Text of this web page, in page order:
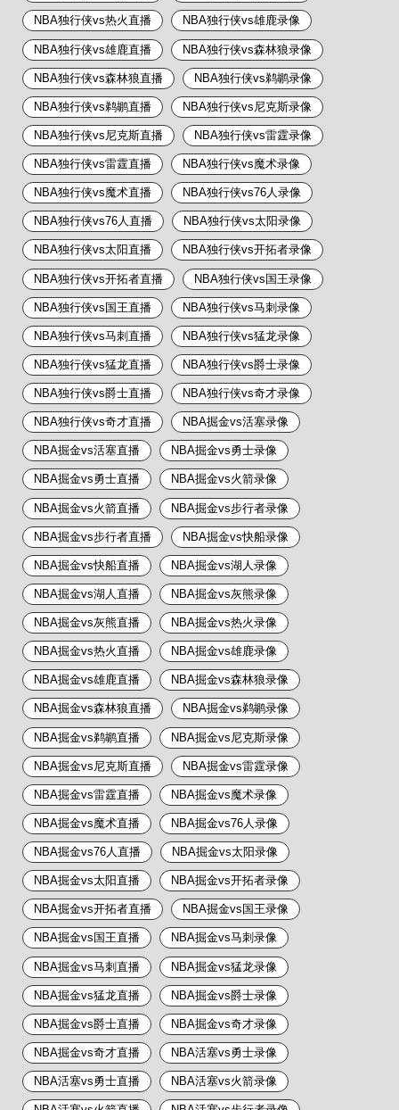
NBA独行侠vs热火直播 NBA独行侠vs雄鹿录像
NBA独行侠vs雄鹿直播 NBA独行侠vs森林狼录像
NBA独行侠vs森林狼直播 NBA独行侠vs鹈鹕录像
NBA独行侠vs鹈鹕直播 NBA独行侠vs尼克斯录像
NBA独行侠vs尼克斯直播 NBA独行侠vs雷霆录像
NBA独行侠vs雷霆直播 NBA独行侠vs魔术录像
NBA独行侠vs魔术直播 NBA独行侠vs76人录像
NBA独行侠vs76人直播 NBA独行侠vs太阳录像
NBA独行侠vs太阳直播 NBA独行侠vs开拓者录像
NBA独行侠vs开拓者直播 NBA独行侠vs国王录像
NBA独行侠vs国王直播 NBA独行侠vs马刺录像
NBA独行侠vs马刺直播 NBA独行侠vs猛龙录像
NBA独行侠vs猛龙直播 NBA独行侠vs爵士录像
NBA独行侠vs爵士直播 NBA独行侠vs奇才录像
NBA独行侠vs奇才直播 NBA掘金vs活塞录像
NBA掘金vs活塞直播 NBA掘金vs勇士录像
NBA掘金vs勇士直播 NBA掘金vs火箭录像
NBA掘金vs火箭直播 NBA掘金vs步行者录像
NBA掘金vs步行者直播 NBA掘金vs快船录像
NBA掘金vs快船直播 NBA掘金vs湖人录像
NBA掘金vs湖人直播 NBA掘金vs灰熊录像
NBA掘金vs灰熊直播 NBA掘金vs热火录像
NBA掘金vs热火直播 NBA掘金vs雄鹿录像
NBA掘金vs雄鹿直播 NBA掘金vs森林狼录像
NBA掘金vs森林狼直播 NBA掘金vs鹈鹕录像
NBA掘金vs鹈鹕直播 NBA掘金vs尼克斯录像
NBA掘金vs尼克斯直播 NBA掘金vs雷霆录像
NBA掘金vs雷霆直播 NBA掘金vs魔术录像
NBA掘金vs魔术直播 NBA掘金vs76人录像
NBA掘金vs76人直播 NBA掘金vs太阳录像
NBA掘金vs太阳直播 NBA掘金vs开拓者录像
NBA掘金vs开拓者直播 NBA掘金vs国王录像
NBA掘金vs国王直播 NBA掘金vs马刺录像
NBA掘金vs马刺直播 NBA掘金vs猛龙录像
NBA掘金vs猛龙直播 NBA掘金vs爵士录像
NBA掘金vs爵士直播 NBA掘金vs奇才录像
NBA掘金vs奇才直播 NBA活塞vs勇士录像
NBA活塞vs勇士直播 NBA活塞vs火箭录像